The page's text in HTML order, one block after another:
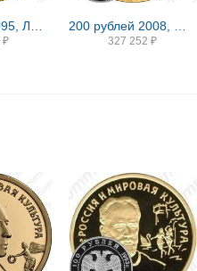
₽ 327 252 ₽